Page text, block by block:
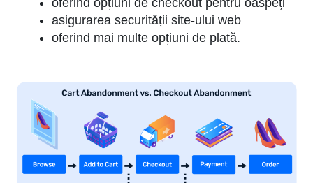
oferind opțiuni de checkout pentru oaspeți
asigurarea securității site-ului web
oferind mai multe opțiuni de plată.